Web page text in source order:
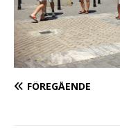
FÖREGÅENDE